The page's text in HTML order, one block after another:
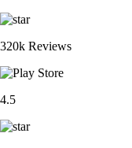
320k Reviews
4.5